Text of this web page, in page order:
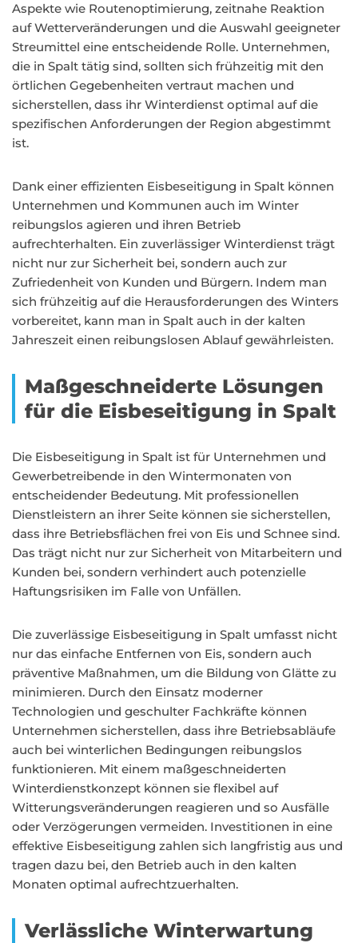
Aspekte wie Routenoptimierung, zeitnahe Reaktion
auf Wetterveränderungen und die Auswahl geeigneter
Streumittel eine entscheidende Rolle. Unternehmen,
die in Spalt tätig sind, sollten sich frühzeitig mit den
örtlichen Gegebenheiten vertraut machen und
sicherstellen, dass ihr Winterdienst optimal auf die
spezifischen Anforderungen der Region abgestimmt
ist.
Dank einer effizienten Eisbeseitigung in Spalt können
Unternehmen und Kommunen auch im Winter
reibungslos agieren und ihren Betrieb
aufrechterhalten. Ein zuverlässiger Winterdienst trägt
nicht nur zur Sicherheit bei, sondern auch zur
Zufriedenheit von Kunden und Bürgern. Indem man
sich frühzeitig auf die Herausforderungen des Winters
vorbereitet, kann man in Spalt auch in der kalten
Jahreszeit einen reibungslosen Ablauf gewährleisten.
Maßgeschneiderte Lösungen
für die Eisbeseitigung in Spalt
Die Eisbeseitigung in Spalt ist für Unternehmen und
Gewerbetreibende in den Wintermonaten von
entscheidender Bedeutung. Mit professionellen
Dienstleistern an ihrer Seite können sie sicherstellen,
dass ihre Betriebsflächen frei von Eis und Schnee sind.
Das trägt nicht nur zur Sicherheit von Mitarbeitern und
Kunden bei, sondern verhindert auch potenzielle
Haftungsrisiken im Falle von Unfällen.
Die zuverlässige Eisbeseitigung in Spalt umfasst nicht
nur das einfache Entfernen von Eis, sondern auch
präventive Maßnahmen, um die Bildung von Glätte zu
minimieren. Durch den Einsatz moderner
Technologien und geschulter Fachkräfte können
Unternehmen sicherstellen, dass ihre Betriebsabläufe
auch bei winterlichen Bedingungen reibungslos
funktionieren. Mit einem maßgeschneiderten
Winterdienstkonzept können sie flexibel auf
Witterungsveränderungen reagieren und so Ausfälle
oder Verzögerungen vermeiden. Investitionen in eine
effektive Eisbeseitigung zahlen sich langfristig aus und
tragen dazu bei, den Betrieb auch in den kalten
Monaten optimal aufrechtzuerhalten.
Verlässliche Winterwartung